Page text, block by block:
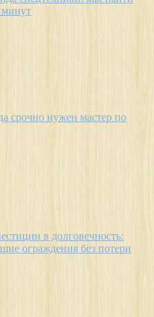
срочно нужен мастер по
в долговечность:
ограждения без потери